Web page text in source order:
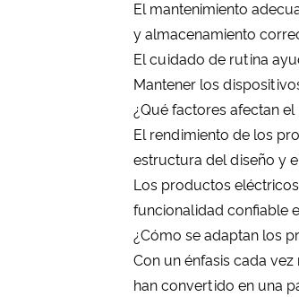
El mantenimiento
y almacenamiento
El cuidado de rutina
Mantener los
¿Qué factores afectan
El rendimiento de los
estructura del diseño y
Los productos
funcionalidad confiable
¿Cómo se adaptan los
Con un énfasis cada
han convertido en una